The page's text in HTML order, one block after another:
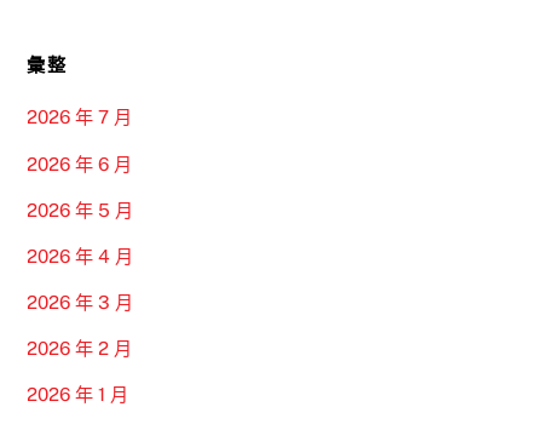
彙整
2026 年 7 月
2026 年 6 月
2026 年 5 月
2026 年 4 月
2026 年 3 月
2026 年 2 月
2026 年 1 月